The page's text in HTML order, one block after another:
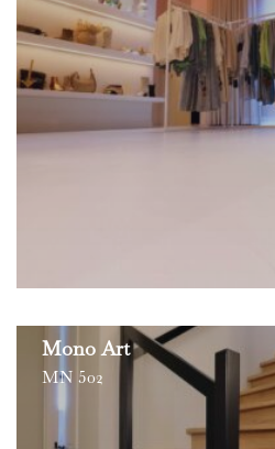
Mono Art
MN 502